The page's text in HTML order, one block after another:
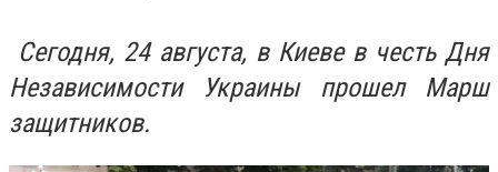
Сегодня, 24 августа, в Киеве в честь Дня
Независимости Украины прошел Марш
защитников.